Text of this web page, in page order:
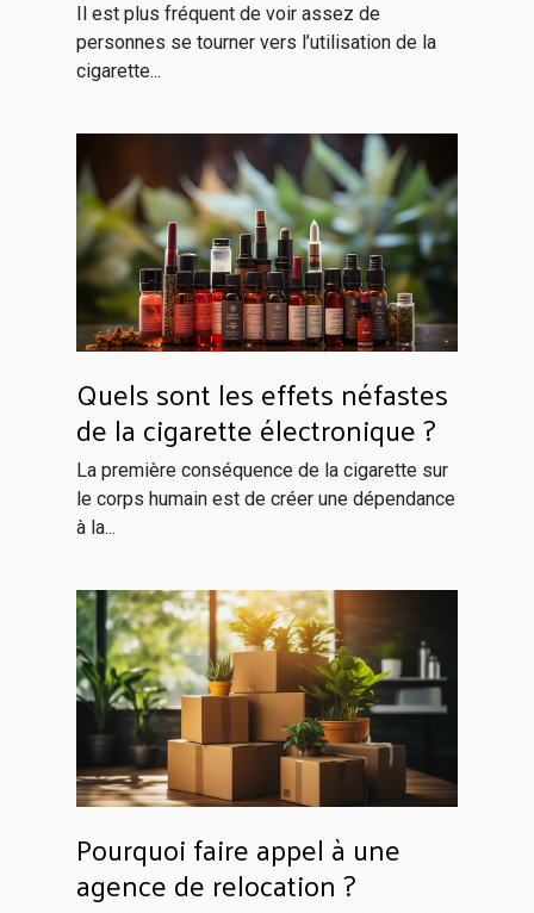
Il est plus fréquent de voir assez de
personnes se tourner vers l’utilisation de la
cigarette...
Quels sont les effets néfastes
de la cigarette électronique ?
La première conséquence de la cigarette sur
le corps humain est de créer une dépendance
à la...
Pourquoi faire appel à une
agence de relocation ?